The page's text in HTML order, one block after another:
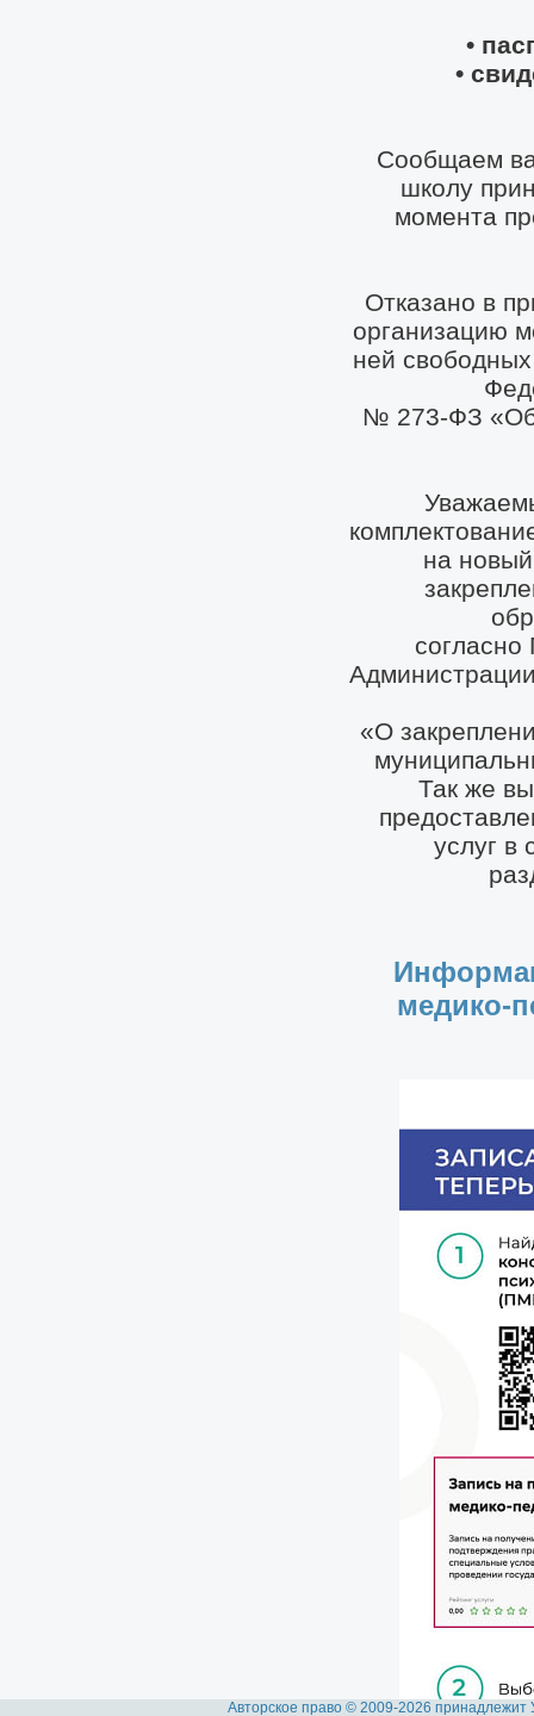
Авторское право © 2009-2026 принадлежит